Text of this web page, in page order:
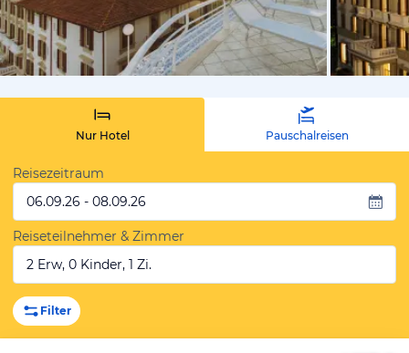
von
Nur Hotel Pauschalreisen
Reisezeitraum
06.09.26 - 08.09.26
Reiseteilnehmer & Zimmer
2 Erw, 0 Kinder, 1 Zi.
Filter